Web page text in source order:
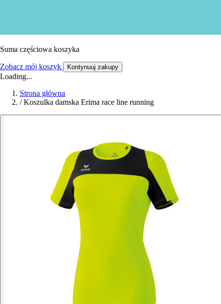
Suma częściowa koszyka
Zobacz mój koszyk Kontynuuj zakupy
Loading...
Strona główna
/ Koszulka damska Erima race line running